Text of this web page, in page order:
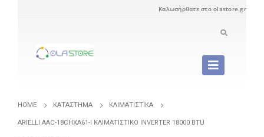
Καλωσήρθατε στο olastore.gr
HOME ΚΑΤΆΣΤΗΜΑ ΚΛΙΜΑΤΙΣΤΙΚΆ
ARIELLI AAC-18CHXA61-I ΚΛΙΜΑΤΙΣΤΙΚΌ INVERTER 18000 BTU